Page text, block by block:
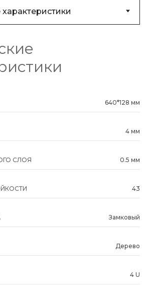
640*128 мм
4 мм
СЛОЯ 0.5 мм
43
Замковый
Дерево
4 U